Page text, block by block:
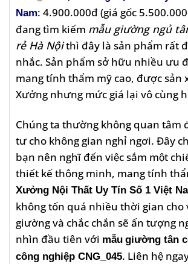
Nam: 4.900.000đ (giá gốc
đang tìm kiếm mẫu giường ngủ
rẻ Hà Nộithì đây là sản phẩm rất
nhắc. Sản phẩm sở hữu nhiều ưu
mang tính thẩm mỹ cao, được sản
Xưởng nhưng mức giá lại vô cùng
Chúng ta thường không quan tâm
tư cho không gian nghỉ ngơi. Đây
bạn nên nghĩ đến việc sắm một
thiết kế thông minh, mang tính
Xưởng Nội Thất Uy Tín Số 1 Việt
không tốn quá nhiều thời gian cho
giường và chắc chắn sẽ ấn tượng
nhìn đầu tiên với mẫu giường tân
công nghiệp CNG_045. Liên hệ